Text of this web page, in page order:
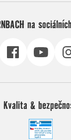
na
Kvalita &